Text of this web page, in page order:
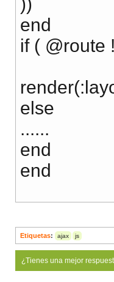
))
end
if ( @route
else
......
end
end
Etiquetas: ajax js
¿Tienes una mejor